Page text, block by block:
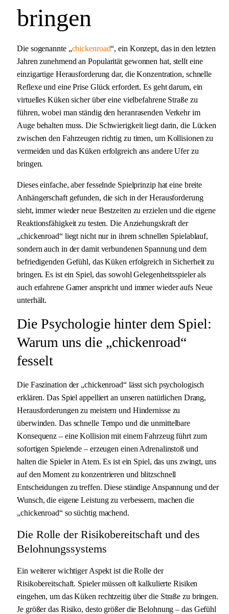
bringen
Die sogenannte „chickenroad“, ein Konzept, das in den letzten
Jahren zunehmend an Popularität gewonnen hat, stellt eine
einzigartige Herausforderung dar, die Konzentration, schnelle
Reflexe und eine Prise Glück erfordert. Es geht darum, ein
virtuelles Küken sicher über eine vielbefahrene Straße zu
führen, wobei man ständig den heranrasenden Verkehr im
Auge behalten muss. Die Schwierigkeit liegt darin, die Lücken
zwischen den Fahrzeugen richtig zu timen, um Kollisionen zu
vermeiden und das Küken erfolgreich ans andere Ufer zu
bringen.
Dieses einfache, aber fesselnde Spielprinzip hat eine breite
Anhängerschaft gefunden, die sich in der Herausforderung
sieht, immer wieder neue Bestzeiten zu erzielen und die eigene
Reaktionsfähigkeit zu testen. Die Anziehungskraft der
„chickenroad“ liegt nicht nur in ihrem schnellen Spielablauf,
sondern auch in der damit verbundenen Spannung und dem
befriedigenden Gefühl, das Küken erfolgreich in Sicherheit zu
bringen. Es ist ein Spiel, das sowohl Gelegenheitsspieler als
auch erfahrene Gamer anspricht und immer wieder aufs Neue
unterhält.
Die Psychologie hinter dem Spiel:
Warum uns die „chickenroad“
fesselt
Die Faszination der „chickenroad“ lässt sich psychologisch
erklären. Das Spiel appelliert an unseren natürlichen Drang,
Herausforderungen zu meistern und Hindernisse zu
überwinden. Das schnelle Tempo und die unmittelbare
Konsequenz – eine Kollision mit einem Fahrzeug führt zum
sofortigen Spielende – erzeugen einen Adrenalinstoß und
halten die Spieler in Atem. Es ist ein Spiel, das uns zwingt, uns
auf den Moment zu konzentrieren und blitzschnell
Entscheidungen zu treffen. Diese ständige Anspannung und der
Wunsch, die eigene Leistung zu verbessern, machen die
„chickenroad“ so süchtig machend.
Die Rolle der Risikobereitschaft und des
Belohnungssystems
Ein weiterer wichtiger Aspekt ist die Rolle der
Risikobereitschaft. Spieler müssen oft kalkulierte Risiken
eingehen, um das Küken rechtzeitig über die Straße zu bringen.
Je größer das Risiko, desto größer die Belohnung – das Gefühl